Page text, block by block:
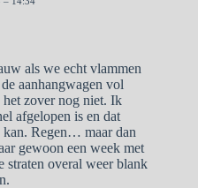
als we echt vlammen
aanhangwagen vol
zover nog niet. Ik
afgelopen is en dat
kan. Regen… maar dan
gewoon een week met
straten overal weer blank